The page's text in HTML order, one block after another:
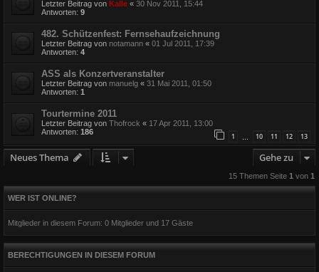
Letzter Beitrag von Kalle « 30 Nov 2011, 15:44
Antworten: 9
482. Schützenfest: Fernsehaufzeichnung
Letzter Beitrag von notamann « 01 Jul 2011, 17:39
Antworten: 4
ASS als Konzertveranstalter
Letzter Beitrag von manuelg « 31 Mai 2011, 01:50
Antworten: 1
Tourtermine 2011
Letzter Beitrag von Thofrock « 17 Apr 2011, 13:00
Antworten: 186 1 10 11 12 13
Neues Thema Gehe zu
15 Themen Seite 1 von 1
WER IST ONLINE?
Mitglieder in diesem Forum: 0 Mitglieder und 17 Gäste
BERECHTIGUNGEN IN DIESEM FORUM